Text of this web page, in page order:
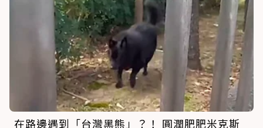
在路邊遇到「台灣黑熊」？！ 圓潤肥肥米克斯